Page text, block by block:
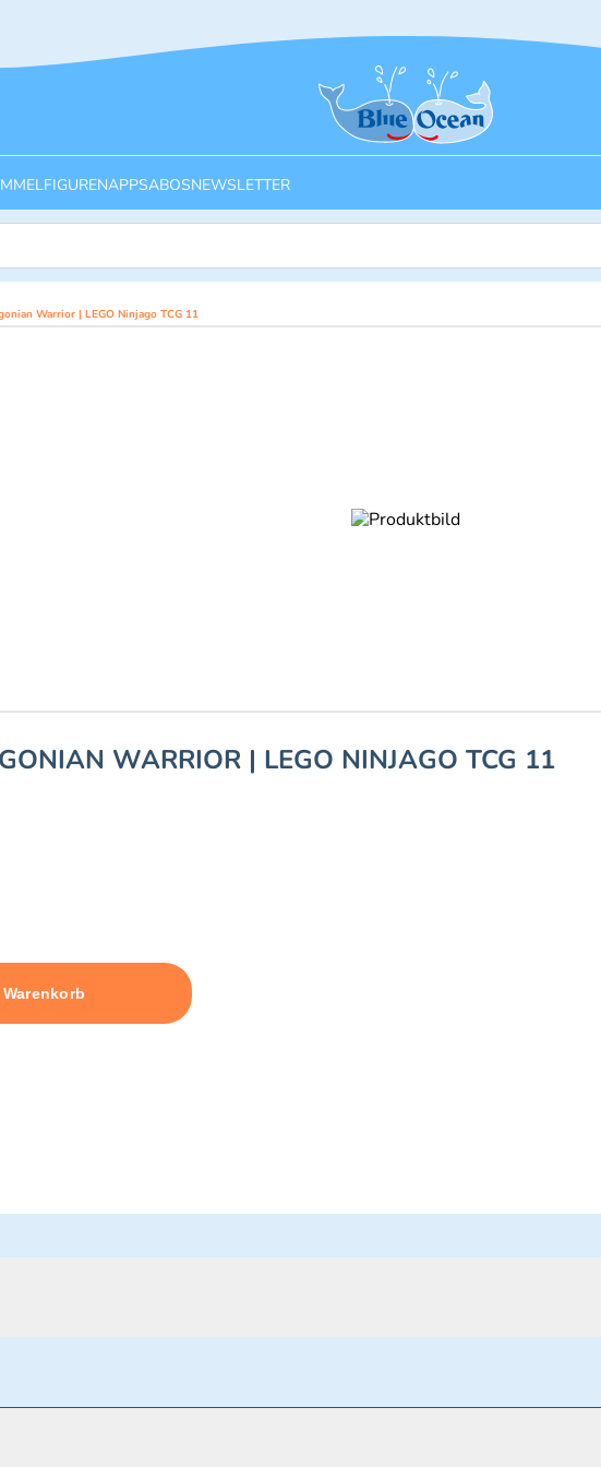
Startseite
APPSABOSNEWSLETTER
Warrior | LEGO Ninjago TCG 11
WARRIOR | LEGO NINJAGO TCG 11
497